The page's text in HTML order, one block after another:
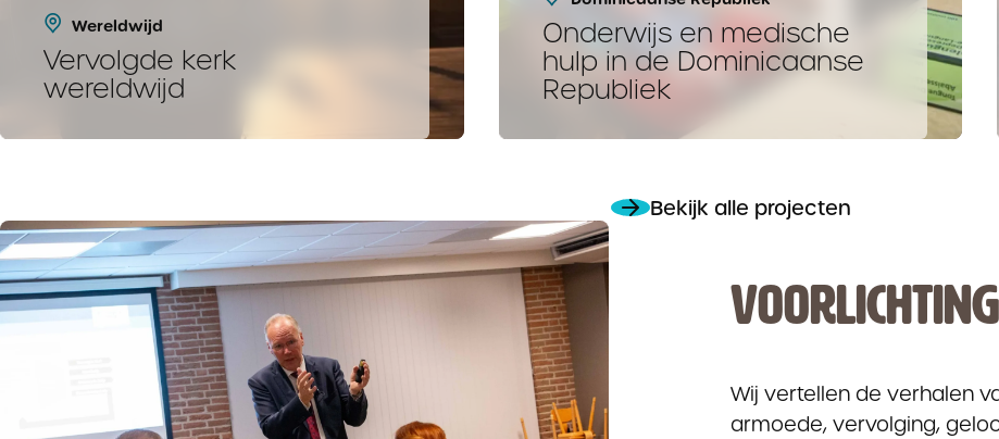
Wereldwijd
Vervolgde kerk
wereldwijd
Onderwijs en medische
hulp in de Dominicaanse
Republiek
Bekijk alle projecten
VOORLICHTING
Wij vertellen de verhalen
armoede, vervolging,